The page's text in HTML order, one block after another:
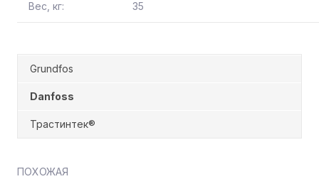
Вес, кг: 35
Grundfos
Danfoss
Трастинтек®
ПОХОЖАЯ